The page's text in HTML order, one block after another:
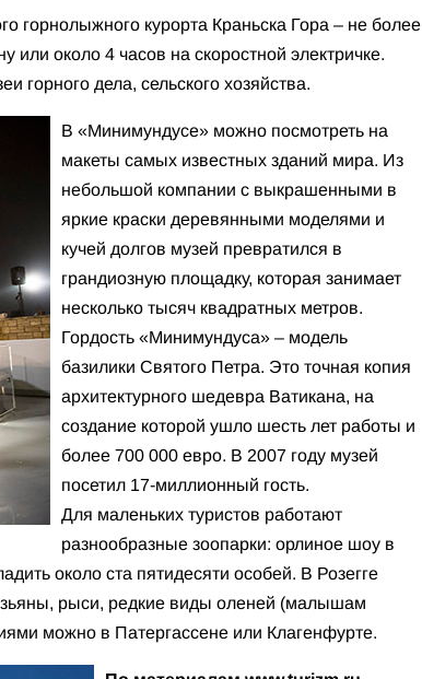
горнолыжного курорта Краньска Гора – не более
около 4 часов на скоростной электричке.
горного дела, сельского хозяйства.
В «Минимундусе» можно посмотреть на
макеты самых известных зданий мира. Из
небольшой компании с выкрашенными в
яркие краски деревянными моделями и
кучей долгов музей превратился в
грандиозную площадку, которая занимает
несколько тысяч квадратных метров.
Гордость «Минимундуса» – модель
базилики Святого Петра. Это точная копия
архитектурного шедевра Ватикана, на
создание которой ушло шесть лет работы и
более 700 000 евро. В 2007 году музей
посетил 17-миллионный гость.
Для маленьких туристов работают
разнообразные зоопарки: орлиное шоу в
около ста пятидесяти особей. В Розегге
рыси, редкие виды оленей (малышам
можно в Патергассене или Клагенфурте.